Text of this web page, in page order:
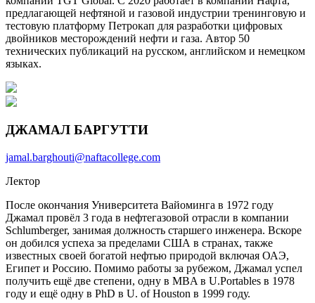
предлагающей нефтяной и газовой индустрии тренинговую и
тестовую платформу Петрокап для разработки цифровых
двойников месторождений нефти и газа. Автор 50
технических публикаций на русском, английском и немецком
языках.
ДЖАМАЛ БАРГУТТИ
jamal.barghouti@naftacollege.com
Лектор
После окончания Университета Вайоминга в 1972 году
Джамал провёл 3 года в нефтегазовой отрасли в компании
Schlumberger, занимая должность старшего инженера. Вскоре
он добился успеха за пределами США в странах, также
известных своей богатой нефтью природой включая ОАЭ,
Египет и Россию. Помимо работы за рубежом, Джамал успел
получить ещё две степени, одну в MBA в U.Portables в 1978
году и ещё одну в PhD в U. of Houston в 1999 году.